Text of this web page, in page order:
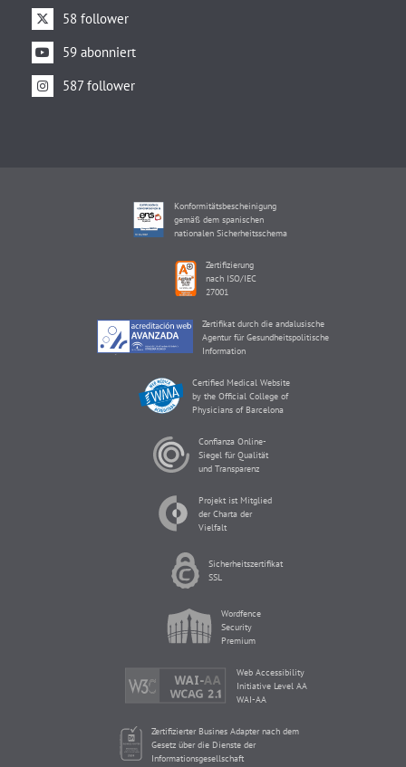
58 follower
59 abonniert
587 follower
Konformitätsbescheinigung
gemäß dem spanischen
nationalen Sicherheitsschema
Zertifizierung
nach ISO/IEC
27001
Zertifikat durch die andalusische
Agentur für Gesundheitspolitische
Information
Certified Medical Website
by the Official College of
Physicians of Barcelona
Confianza Online-
Siegel für Qualität
und Transparenz
Projekt ist Mitglied
der Charta der
Vielfalt
Sicherheitszertifikat
SSL
Wordfence
Security
Premium
Web Accessibility
Initiative Level AA
WAI-AA
Zertifizierter Busines Adapter nach dem
Gesetz über die Dienste der
Informationsgesellschaft